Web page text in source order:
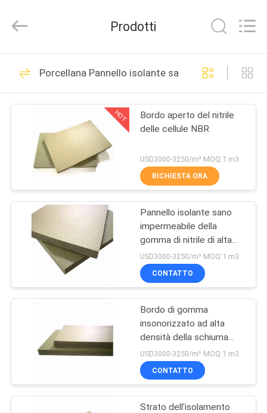
CASA
PRODOTTI
CIRCA
GIRO
DELLA
FABBRICA
CONTROLLO
DI
CONTATTICI
BLOG
Ltd..
Reserved.
Strato
dell'isolamento
della gomma di
nitrile
32
Strato di gomma di
NBR
31
Strato di gomma a
prova di fuoco
Prodotti
Porcellana Pannello isolante sano
HOT
Bordo aperto del nitrile
delle cellule NBR
USD3000-3250/m³ MOQ:1 m3
RICHIESTA ORA
Pannello isolante sano
impermeabile della
gomma di nitrile di alta
qualità NBR
USD3000-3250/m³ MOQ:1 m3
CONTATTO
Bordo di gomma
insonorizzato ad alta
densità della schiuma
fonoisolante NBR
dell'isolamento termico
USD3000-3250/m³ MOQ:1 m3
CONTATTO
Strato dell'isolamento